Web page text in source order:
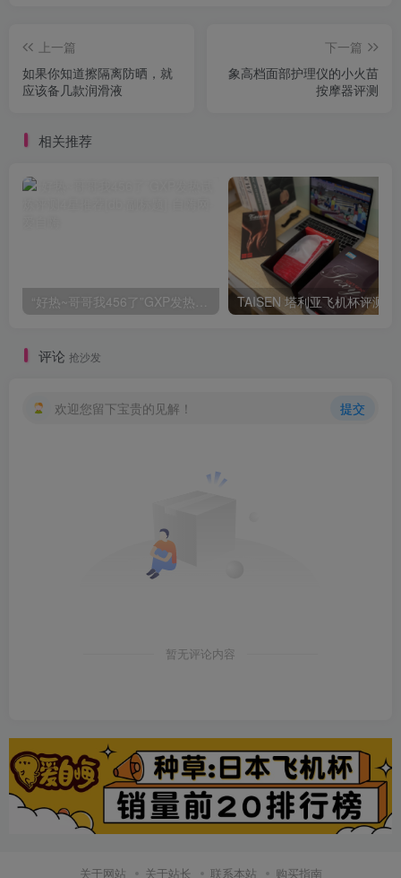
上一篇
如果你知道擦隔离防晒，就
应该备几款润滑液
下一篇
象高档面部护理仪的小火苗
按摩器评测
相关推荐
评论 抢沙发
欢迎您留下宝贵的见解！ 提交
暂无评论内容
关于网站 关于站长 联系本站 购买指南